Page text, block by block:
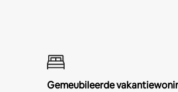
Gemeubileerde